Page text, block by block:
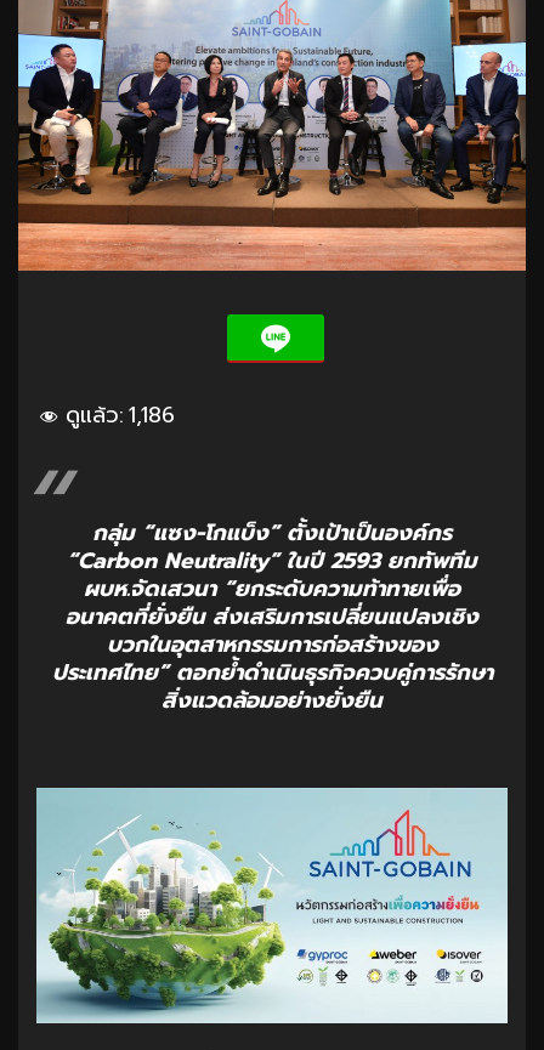
ดูแล้ว:1,186
กลุ่ม “แซง-โกแบ็ง” ตั้งเป้าเป็นองค์กร
“Carbon Neutrality” ในปี 2593 ยกทัพทีม
ผบห.จัดเสวนา “ยกระดับความท้าทายเพื่อ
อนาคตที่ยั่งยืน ส่งเสริมการเปลี่ยนแปลงเชิง
บวกในอุตสาหกรรมการก่อสร้างของ
ประเทศไทย” ตอกย้ำดำเนินธุรกิจควบคู่การรักษา
สิ่งแวดล้อมอย่างยั่งยืน